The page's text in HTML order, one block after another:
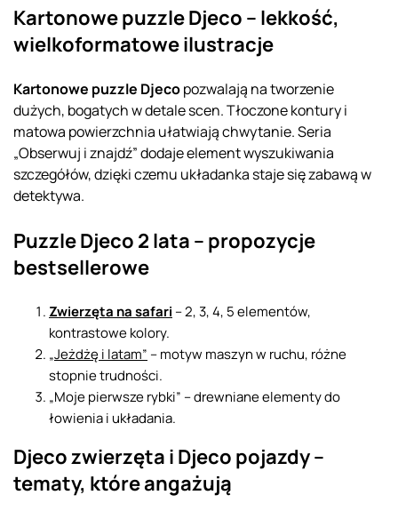
Kartonowe puzzle Djeco – lekkość,
wielkoformatowe ilustracje
Kartonowe puzzle Djecopozwalają na tworzenie
dużych, bogatych w detale scen. Tłoczone kontury i
matowa powierzchnia ułatwiają chwytanie. Seria
„Obserwuj i znajdź” dodaje element wyszukiwania
szczegółów, dzięki czemu układanka staje się zabawą w
detektywa.
Puzzle Djeco 2 lata – propozycje
bestsellerowe
Zwierzęta na safari – 2, 3, 4, 5 elementów,
kontrastowe kolory.
„Jeżdżę i latam” – motyw maszyn w ruchu, różne
stopnie trudności.
„Moje pierwsze rybki” – drewniane elementy do
łowienia i układania.
Djeco zwierzęta i Djeco pojazdy –
tematy, które angażują